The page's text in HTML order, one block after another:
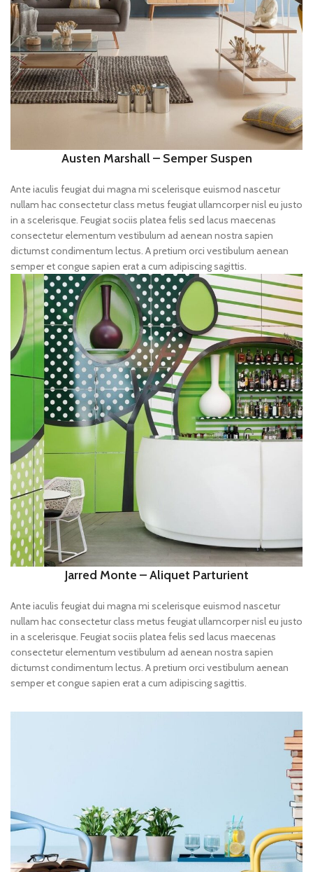
Austen Marshall – Semper Suspen
Ante iaculis feugiat dui magna mi scelerisque euismod nascetur
nullam hac consectetur class metus feugiat ullamcorper nisl eu justo
in a scelerisque. Feugiat sociis platea felis sed lacus maecenas
consectetur elementum vestibulum ad aenean nostra sapien
dictumst condimentum lectus. A pretium orci vestibulum aenean
semper et congue sapien erat a cum adipiscing sagittis.
Jarred Monte – Aliquet Parturient
Ante iaculis feugiat dui magna mi scelerisque euismod nascetur
nullam hac consectetur class metus feugiat ullamcorper nisl eu justo
in a scelerisque. Feugiat sociis platea felis sed lacus maecenas
consectetur elementum vestibulum ad aenean nostra sapien
dictumst condimentum lectus. A pretium orci vestibulum aenean
semper et congue sapien erat a cum adipiscing sagittis.